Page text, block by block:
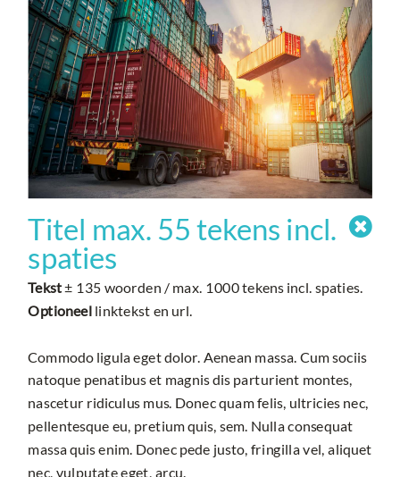

Titel max. 55 tekens incl.
spaties
Tekst± 135 woorden / max. 1000 tekens incl. spaties.
Optioneellinktekst en url.
Commodo ligula eget dolor. Aenean massa. Cum sociis
natoque penatibus et magnis dis parturient montes,
nascetur ridiculus mus. Donec quam felis, ultricies nec,
pellentesque eu, pretium quis, sem. Nulla consequat
massa quis enim. Donec pede justo, fringilla vel, aliquet
nec, vulputate eget, arcu.